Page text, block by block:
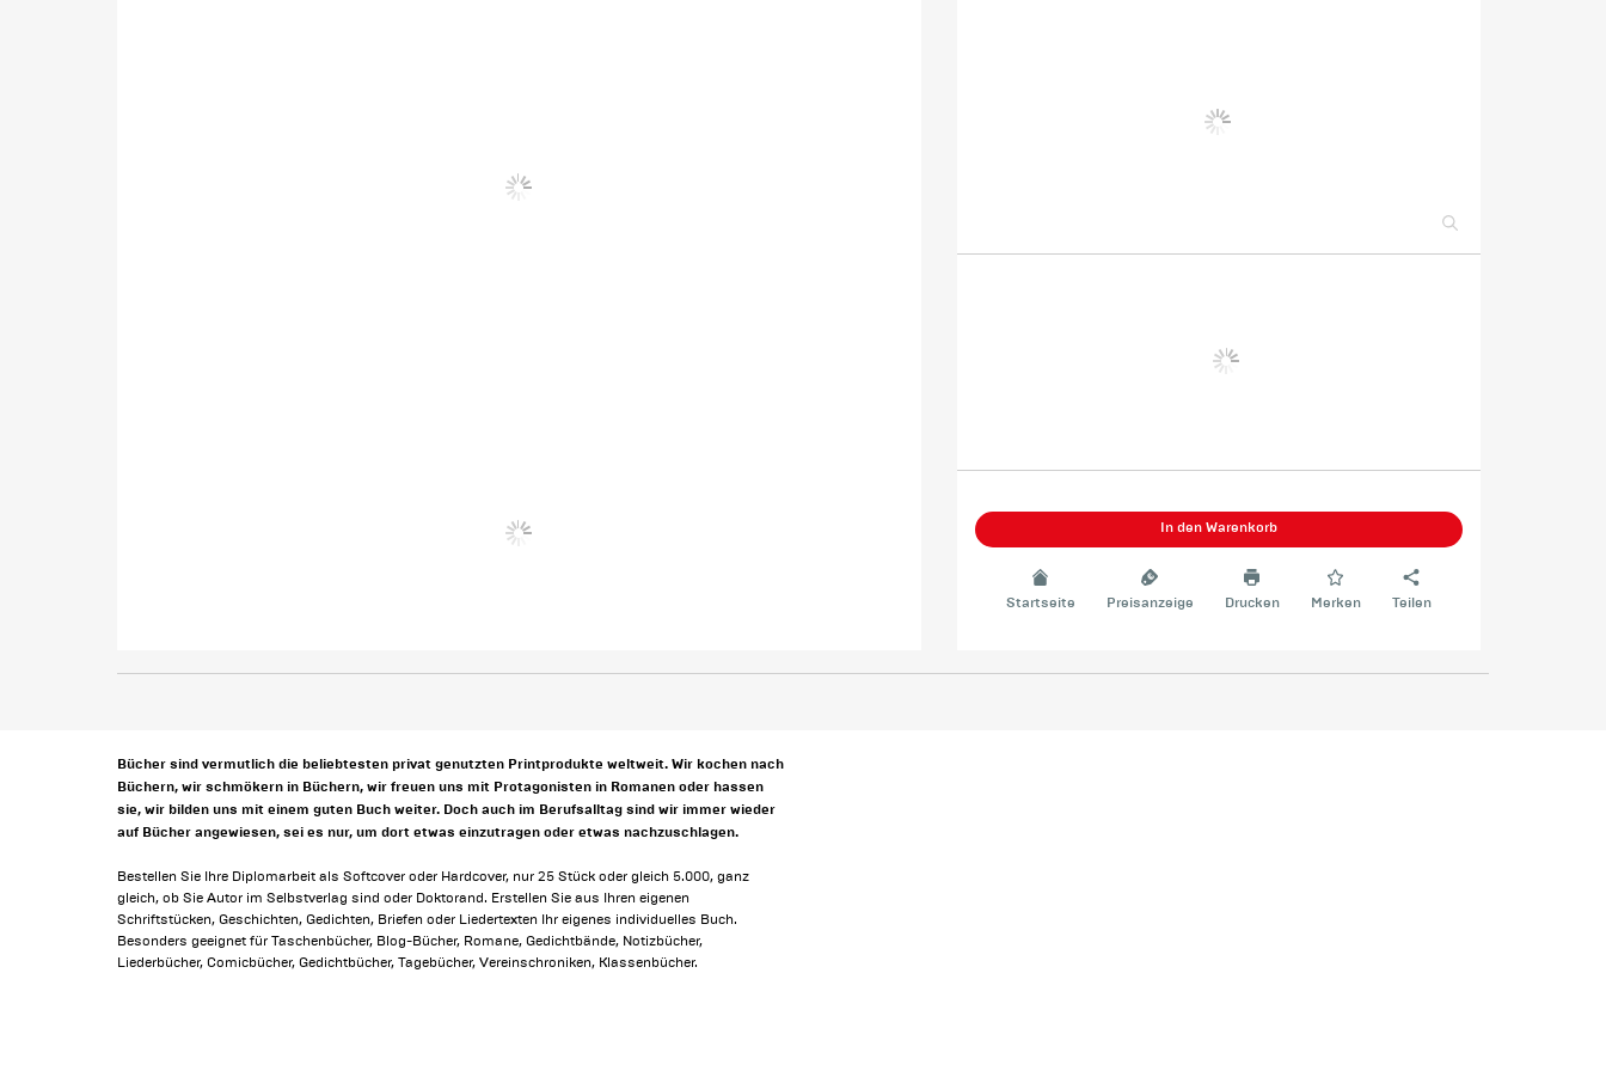
In den Warenkorb
Startseite Preisanzeige Drucken Merken Teilen
Bücher sind vermutlich die beliebtesten privat genutzten Printprodukte weltweit. Wir kochen nach
Büchern, wir schmökern in Büchern, wir freuen uns mit Protagonisten in Romanen oder hassen
sie, wir bilden uns mit einem guten Buch weiter. Doch auch im Berufsalltag sind wir immer wieder
auf Bücher angewiesen, sei es nur, um dort etwas einzutragen oder etwas nachzuschlagen.
Bestellen Sie Ihre Diplomarbeit als Softcover oder Hardcover, nur 25 Stück oder gleich 5.000, ganz
gleich, ob Sie Autor im Selbstverlag sind oder Doktorand. Erstellen Sie aus Ihren eigenen
Schriftstücken, Geschichten, Gedichten, Briefen oder Liedertexten Ihr eigenes individuelles Buch.
Besonders geeignet für Taschenbücher, Blog-Bücher, Romane, Gedichtbände, Notizbücher,
Liederbücher, Comicbücher, Gedichtbücher, Tagebücher, Vereinschroniken, Klassenbücher.